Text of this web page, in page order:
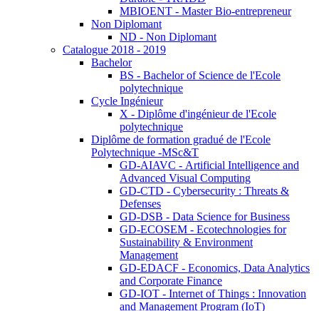
MBIOENT - Master Bio-entrepreneur
Non Diplomant
ND - Non Diplomant
Catalogue 2018 - 2019
Bachelor
BS - Bachelor of Science de l'Ecole
polytechnique
Cycle Ingénieur
X - Diplôme d'ingénieur de l'Ecole
polytechnique
Diplôme de formation gradué de l'Ecole
Polytechnique -MSc&T
GD-AIAVC - Artificial Intelligence and
Advanced Visual Computing
GD-CTD - Cybersecurity : Threats &
Defenses
GD-DSB - Data Science for Business
GD-ECOSEM - Ecotechnologies for
Sustainability & Environment
Management
GD-EDACF - Economics, Data Analytics
and Corporate Finance
GD-IOT - Internet of Things : Innovation
and Management Program (IoT)